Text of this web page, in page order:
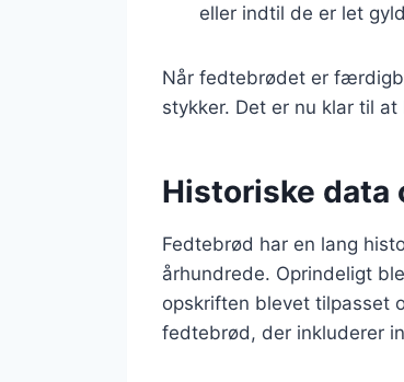
eller indtil de er let
Når fedtebrødet er
stykker. Det er nu klar til
Historiske data
Fedtebrød har en lang
århundrede. Oprindeligt
opskriften blevet tilpasset
fedtebrød, der inkluderer